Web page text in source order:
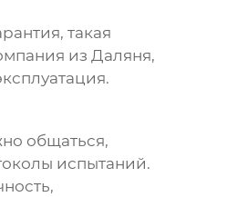
такая
из Даляня,
общаться,
испытаний.